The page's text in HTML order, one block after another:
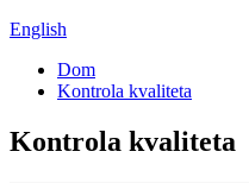
English
Dom
Kontrola kvaliteta
Kontrola kvaliteta